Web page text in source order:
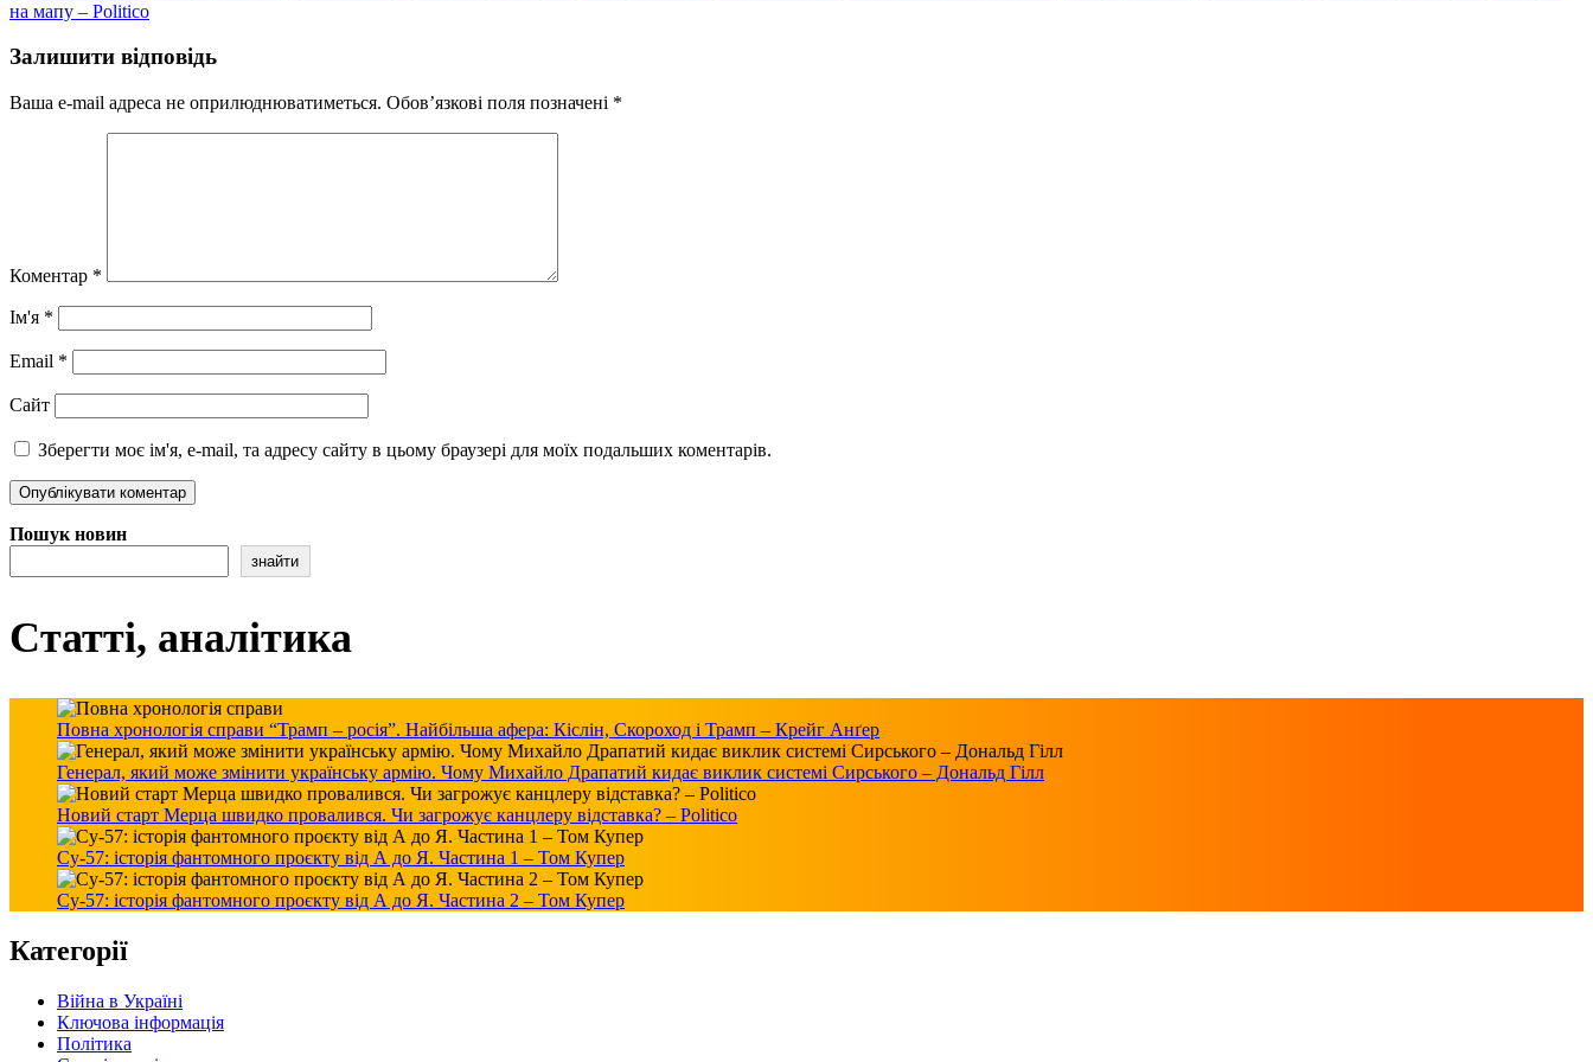
на мапу – Politico
Залишити відповідь
Ваша e-mail адреса не оприлюднюватиметься. Обов’язкові поля позначені *
Коментар *
Ім'я *
Email *
Сайт
Зберегти моє ім'я, e-mail, та адресу сайту в цьому браузері для моїх подальших коментарів.
Пошук новин
знайти
Статті, аналітика
Повна хронологія справи “Трамп – росія”. Найбільша афера: Кіслін, Скороход і Трамп – Крейг Анґер
Генерал, який може змінити українську армію. Чому Михайло Драпатий кидає виклик системі Сирського – Дональд Гілл
Новий старт Мерца швидко провалився. Чи загрожує канцлеру відставка? – Politico
Су-57: історія фантомного проєкту від А до Я. Частина 1 – Том Купер
Су-57: історія фантомного проєкту від А до Я. Частина 2 – Том Купер
Категорії
Війна в Україні
Ключова інформація
Політика